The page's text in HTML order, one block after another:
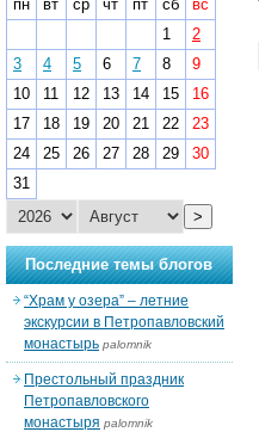
пн
вт ср чт пт сб
вс
1
2
3
4 5 6 7 8
9
10
11 12 13 14 15
16
17
18 19 20 21 22
23
24
25 26 27 28 29
30
31
>
Последние темы блогов
“Храм у озера” – летние
экскурсии в Петропавловский
монастырь palomnik
Престольный праздник
Петропавловского
монастыря palomnik